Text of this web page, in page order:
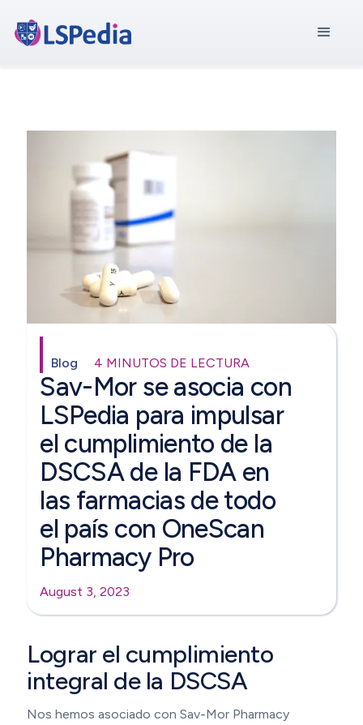
Blog 4 MINUTOS DE LECTURA
Sav-Mor se asocia con
LSPedia para impulsar
el cumplimiento de la
DSCSA de la FDA en
las farmacias de todo
el país con OneScan
Pharmacy Pro
August 3, 2023
Lograr el cumplimiento
integral de la DSCSA
Nos hemos asociado con Sav-Mor Pharmacy